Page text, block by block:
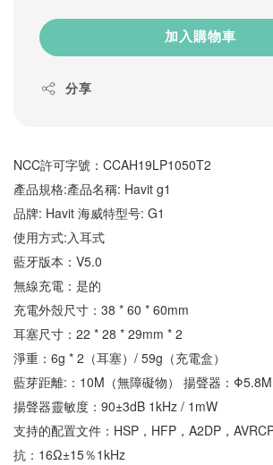
加入購物車
分享
NCC許可字號：CCAH19LP1050T2
產品規格:產品名稱: Havit g1
品牌: Havit 海威特型号: G1
使用方式:入耳式
藍牙版本：V5.0
無線充電：是的
充電外殼尺寸：38 * 60 * 60mm
耳塞尺寸：22 * 28 * 29mm * 2
淨重：6g * 2（耳塞）/ 59g（充電盒）
藍芽距離:：10M（無障礙物） 揚聲器：
揚聲器靈敏度：90±3dB 1kHz / 1mW
支持的配置文件：HSP，HFP，A2DP，
抗：16Ω±15％1kHz